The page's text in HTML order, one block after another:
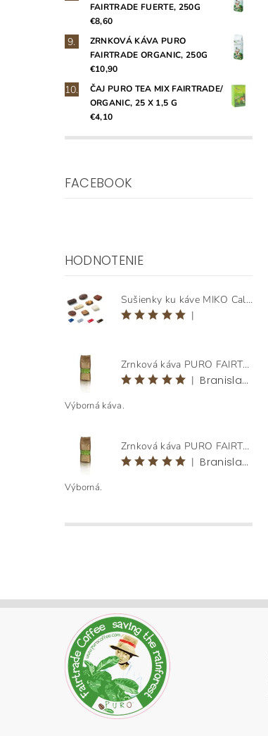
FAIRTRADE FUERTE, 250G
€8,60
ZRNKOVÁ KÁVA PURO
FAIRTRADE ORGANIC, 250G
€10,90
ČAJ PURO TEA MIX FAIRTRADE/
ORGANIC, 25 X 1,5 G
€4,10
FACEBOOK
HODNOTENIE
Sušienky ku káve MIKO Calida Mix, 1 190 g ( ± 125 ks )
|
Zrnková káva PURO FAIRTRADE ORIGEN HONDURAS BEANS 1 KG
|
Branislav Klementovič
Výborná káva.
Zrnková káva PURO FAIRTRADE ORIGEN HONDURAS BEANS 1 KG
|
Branislav Klementovič
Výborná.